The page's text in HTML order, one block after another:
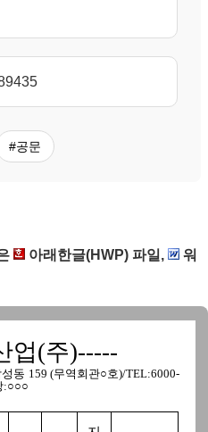
#공문
아래한글(HWP) 파일,
워
업(주)-----
동 159 (무역회관○호)/TEL:6000-
:○○○